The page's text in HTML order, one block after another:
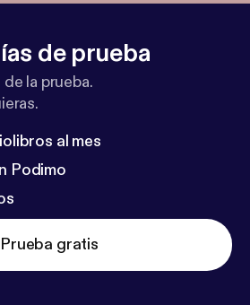
de prueba
la prueba.
al mes
Podimo
Prueba gratis